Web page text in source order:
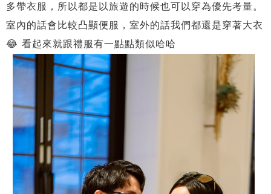
多帶衣服，所以都是以旅遊的時候也可以穿為優先考量。
室內的話會比較凸顯便服，室外的話我們都還是穿著大衣
😂 看起來就跟禮服有一點點類似哈哈